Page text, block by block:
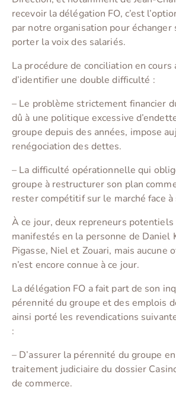
recevoir la délégation FO, c’est
par notre organisation pour
porter la voix des salariés.
La procédure de conciliation en cours
d’identifier une double difficulté :
– Le problème strictement financier
dû à une politique excessive
groupe depuis des années, impose
renégociation des dettes.
– La difficulté opérationnelle qui
groupe à restructurer son plan
rester compétitif sur le marché face à
À ce jour, deux repreneurs potentiels
manifestés en la personne de
Pigasse, Niel et Zouari, mais aucune
n’est encore connue à ce jour.
La délégation FO a fait part de son
pérennité du groupe et des emplois
ainsi porté les revendications
:
– D’assurer la pérennité du groupe
traitement judiciaire du dossier
de commerce.